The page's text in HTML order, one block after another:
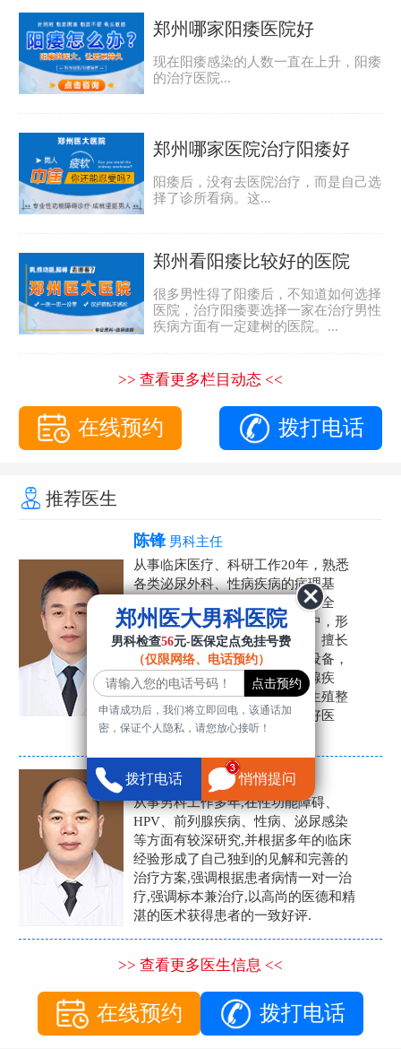
郑州哪家阳痿医院好
现在阳痿感染的人数一直在上升，阳痿
的治疗医院...
郑州哪家医院治疗阳痿好
阳痿后，没有去医院治疗，而是自己选
择了诊所看病。这...
郑州看阳痿比较好的医院
很多男性得了阳痿后，不知道如何选择
医院，治疗阳痿要选择一家在治疗男性
疾病方面有一定建树的医院。...
>> 查看更多栏目动态 <<
在线预约 拨打电话
推荐医生
陈锋 男科主任
从事临床医疗、科研工作20年，熟悉
各类泌尿外科、性病疾病的病理基
础，诊断治疗和临床操作，技术全
面。在男科疾病的诊断和诊疗中，形
成了一套独具特色的诊疗方案。擅长
运用国内外先进的医学技术和设备，
科学诊疗各类阳痿早泄、前列腺疾
病、射精障碍、性病、HPV、生殖整
形等疾病，是患者非常信赖的好医
生。
张营富
男科主任
从事男科工作多年,在性功能障碍、
HPV、前列腺疾病、性病、泌尿感染
等方面有较深研究,并根据多年的临床
经验形成了自己独到的见解和完善的
治疗方案,强调根据患者病情一对一治
疗,强调标本兼治疗,以高尚的医德和精
湛的医术获得患者的一致好评.
>> 查看更多医生信息 <<
在线预约 拨打电话
郑州医大男科医院
男科检查56元-医保定点免挂号费
（仅限网络、电话预约）
申请成功后，我们将立即回电，该通话加
密，保证个人隐私，请您放心接听！
拨打电话 悄悄提问